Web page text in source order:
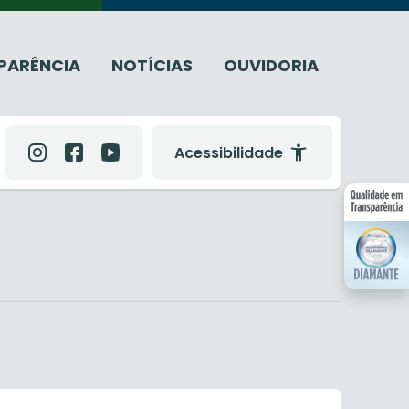
NOTÍCIAS OUVIDORIA
Acessibilidade